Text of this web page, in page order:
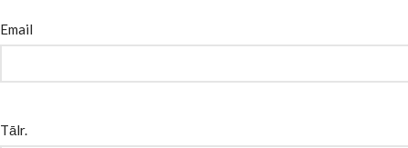
Email
Tālr.